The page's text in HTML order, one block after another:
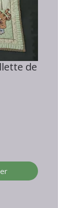
de